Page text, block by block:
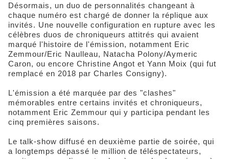
Désormais, un duo de personnalités changeant à
chaque numéro est chargé de donner la réplique aux
invités. Une nouvelle configuration en rupture avec les
célèbres duos de chroniqueurs attitrés qui avaient
marqué l'histoire de l'émission, notamment Eric
Zemmour/Eric Naulleau, Natacha Polony/Aymeric
Caron, ou encore Christine Angot et Yann Moix (qui fut
remplacé en 2018 par Charles Consigny).
L'émission a été marquée par des "clashes"
mémorables entre certains invités et chroniqueurs,
notamment Eric Zemmour qui y participa pendant les
cinq premières saisons.
Le talk-show diffusé en deuxième partie de soirée, qui
a longtemps dépassé le million de téléspectateurs,